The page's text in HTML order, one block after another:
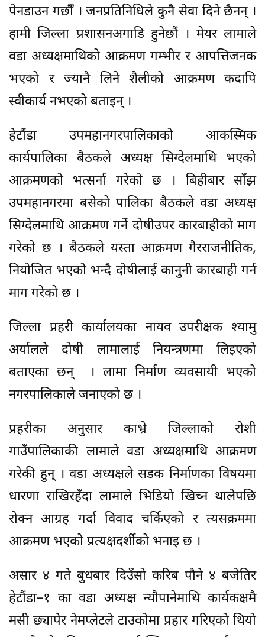
पेनडाउन गर्छौं । जनप्रतिनिधिले कुनै सेवा दिने छैनन् ।
हामी जिल्ला प्रशासनअगाडि हुनेछौं । मेयर लामाले
वडा अध्यक्षमाथिको आक्रमण गम्भीर र आपत्तिजनक
भएको र ज्यानै लिने शैलीको आक्रमण कदापि
स्वीकार्य नभएको बताइन् ।
हेटौंडा उपमहानगरपालिकाको आकस्मिक
कार्यपालिका बैठकले अध्यक्ष सिग्देलमाथि भएको
आक्रमणको भत्सर्ना गरेको छ । बिहीबार साँझ
उपमहानगरमा बसेको पालिका बैठकले वडा अध्यक्ष
सिग्देलमाथि आक्रमण गर्ने दोषीउपर कारबाहीको माग
गरेको छ । बैठकले यस्ता आक्रमण गैरराजनीतिक,
नियोजित भएको भन्दै दोषीलाई कानुनी कारबाही गर्न
माग गरेको छ ।
जिल्ला प्रहरी कार्यालयका नायव उपरीक्षक श्यामु
अर्यालले दोषी लामालाई नियन्त्रणमा लिइएको
बताएका छन् । लामा निर्माण व्यवसायी भएको
नगरपालिकाले जनाएको छ ।
प्रहरीका अनुसार काभ्रे जिल्लाको रोशी
गाउँपालिकाकी लामाले वडा अध्यक्षमाथि आक्रमण
गरेकी हुन् । वडा अध्यक्षले सडक निर्माणका विषयमा
धारणा राखिरहँदा लामाले भिडियो खिच्न थालेपछि
रोक्न आग्रह गर्दा विवाद चर्किएको र त्यसक्रममा
आक्रमण भएको प्रत्यक्षदर्शीको भनाइ छ ।
असार ४ गते बुधबार दिउँसो करिब पौने ४ बजेतिर
हेटौंडा–१ का वडा अध्यक्ष न्यौपानेमाथि कार्यकक्षमै
मसी छ्यापेर नेमप्लेटले टाउकोमा प्रहार गरिएको थियो